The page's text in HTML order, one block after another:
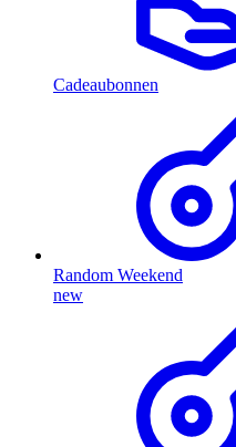
Cadeaubonnen
Random Weekend
new